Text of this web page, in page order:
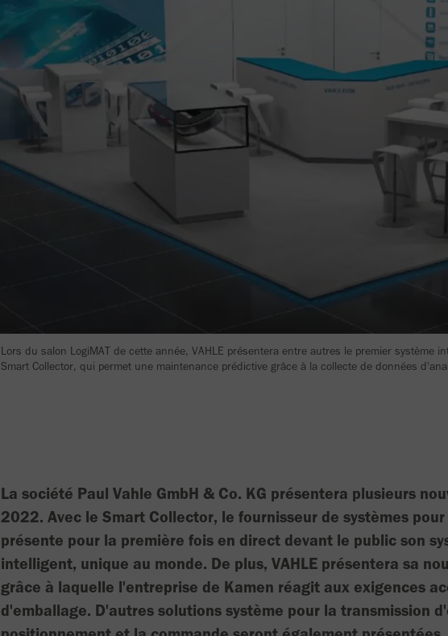
Lors du salon LogiMAT de cette année, VAHLE présentera entre autres le premier système
Smart Collector, qui permet une maintenance prédictive grâce à la collecte de données
La société Paul Vahle GmbH & Co. KG présentera plusieurs
2022. Avec le Smart Collector, le fournisseur de systèmes
présente pour la première fois en direct devant le public son
intelligent, unique au monde. De plus, VAHLE présentera sa
grâce à laquelle l'entreprise de Kamen réagit aux exigences
d'emballage. D'autres solutions système pour la transmission